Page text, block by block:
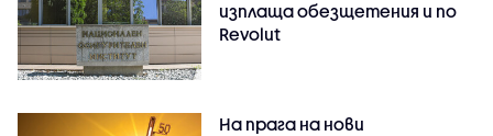
изплаща обезщетения и по
Revolut
На прага на нови